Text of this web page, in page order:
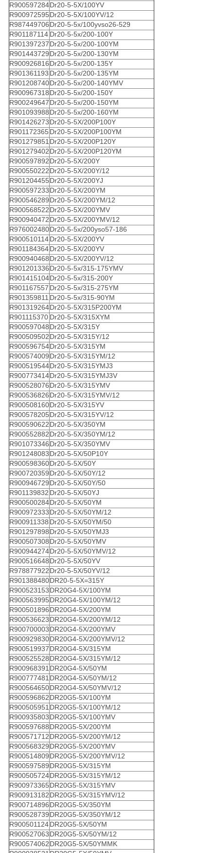
R900597284Dr20-5-5X/100YV
R900972595Dr20-5-5X/100YV/12
R987449706Dr20-5-5x/100yvso26-529
R901187114 Dr20-5-5x/200-100Y
R901397237Dr20-5-5x/200-100YM
R901443729Dr20-5-5x/200-130YM
R900926816Dr20-5-5x/200-135Y
R901361193 Dr20-5-5x/200-135YM
R901208740Dr20-5-5x/200-140YMV
R900967318Dr20-5-5x/200-150Y
R900249647Dr20-5-5x/200-150YM
R901093988Dr20-5-5x/200-160YM
R901426273Dr20-5-5X/200P100Y
R901172365 Dr20-5-5X/200P100YM
R901279851 Dr20-5-5X/200P120Y
R901279402Dr20-5-5X/200P120YM
R900597892Dr20-5-5X/200Y
R900550222Dr20-5-5X/200Y/12
R901204455Dr20-5-5X/200YJ
R900597233Dr20-5-5X/200YM
R900546289Dr20-5-5X/200YM/12
R900568522Dr20-5-5X/200YMV
R900940472Dr20-5-5X/200YMV/12
R976002480Dr20-5-5x/200yso57-186
R900510114Dr20-5-5X/200YV
R901184364Dr20-5-5X/200YV
R900940468Dr20-5-5X/200YV/12
R901201336Dr20-5-5x/315-175YMV
R901415104Dr20-5-5x/315-200Y
R901167557 Dr20-5-5x/315-275YM
R901359811 Dr20-5-5x/315-90YM
R901319264Dr20-5-5X/315P200YM
R901115370 Dr20-5-5X/315XYM
R900597048Dr20-5-5X/315Y
R900509502Dr20-5-5X/315Y/12
R900596754Dr20-5-5X/315YM
R900574009Dr20-5-5X/315YM/12
R900519544Dr20-5-5X/315YMJ3
R900773414Dr20-5-5X/315YMJ3V
R900528076Dr20-5-5X/315YMV
R900536826Dr20-5-5X/315YMV/12
R900508160Dr20-5-5X/315YV
R900578205Dr20-5-5X/315YV/12
R900590622Dr20-5-5X/350YM
R900552882Dr20-5-5X/350YM/12
R901073346Dr20-5-5X/350YMV
R901248083Dr20-5-5X/50P10Y
R900598360Dr20-5-5X/50Y
R900720359Dr20-5-5X/50Y/12
R900946729Dr20-5-5X/50Y/50
R901139832 Dr20-5-5X/50YJ
R900500284Dr20-5-5X/50YM
R900972333Dr20-5-5X/50YM/12
R900911338 Dr20-5-5X/50YM/50
R901297898Dr20-5-5X/50YMJ3
R900507308Dr20-5-5X/50YMV
R900944274Dr20-5-5X/50YMV/12
R900516648Dr20-5-5X/50YV
R978877922Dr20-5-5X/50YV/12
R901388480DR20-5-5X=315Y
R900523153DR20G4-5X/100YM
R900563995DR20G4-5X/100YM/12
R900501896DR20G4-5X/200YM
R900536623DR20G4-5X/200YM/12
R900700003DR20G4-5X/200YMV
R900929830DR20G4-5X/200YMV/12
R900519937DR20G4-5X/315YM
R900525528DR20G4-5X/315YM/12
R900968391 DR20G4-5X/50YM
R900777481 DR20G4-5X/50YM/12
R900564650DR20G4-5X/50YMV/12
R900596862DR20G5-5X/100YM
R900505951 DR20G5-5X/100YM/12
R900935803DR20G5-5X/100YMV
R900597688DR20G5-5X/200YM
R900571712DR20G5-5X/200YM/12
R900568329DR20G5-5X/200YMV
R900514809DR20G5-5X/200YMV/12
R900597589DR20G5-5X/315YM
R900505724DR20G5-5X/315YM/12
R900973365DR20G5-5X/315YMV
R900913182DR20G5-5X/315YMV/12
R900714896DR20G5-5X/350YM
R900528739DR20G5-5X/350YM/12
R900501124DR20G5-5X/50YM
R900527063DR20G5-5X/50YM/12
R900574062DR20G5-5X/50YMMK